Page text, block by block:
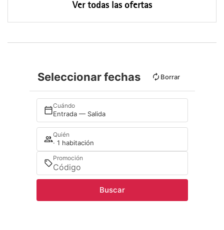
Ver todas las ofertas
Seleccionar fechas Borrar
Cuándo
Entrada — Salida
Quién
· 1 habitación
Promoción
Buscar